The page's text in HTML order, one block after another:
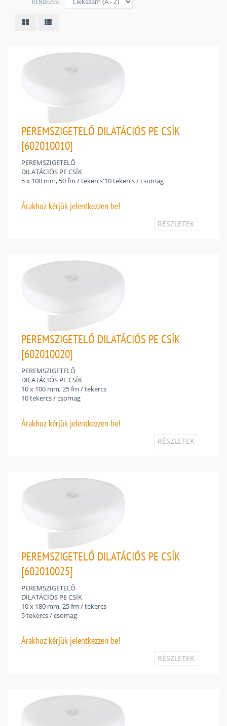
PEREMSZIGETELŐ DILATÁCIÓS PE CSÍK
[602010010]
PEREMSZIGETELŐ
DILATÁCIÓS PE CSÍK
5 x 100 mm, 50 fm / tekercs'10 tekercs / csomag
Árakhoz kérjük jelentkezzen be!
RÉSZLETEK
PEREMSZIGETELŐ DILATÁCIÓS PE CSÍK
[602010020]
PEREMSZIGETELŐ
DILATÁCIÓS PE CSÍK
10 x 100 mm, 25 fm / tekercs
10 tekercs / csomag
Árakhoz kérjük jelentkezzen be!
RÉSZLETEK
PEREMSZIGETELŐ DILATÁCIÓS PE CSÍK
[602010025]
PEREMSZIGETELŐ
DILATÁCIÓS PE CSÍK
10 x 180 mm, 25 fm / tekercs
5 tekercs / csomag
Árakhoz kérjük jelentkezzen be!
RÉSZLETEK